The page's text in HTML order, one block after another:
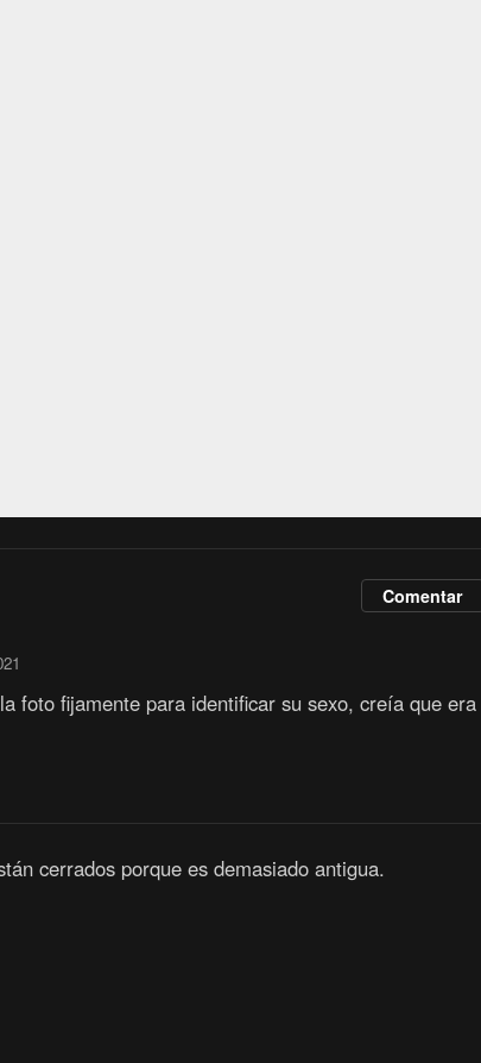
Comentar
foto fijamente para identificar su sexo, creía que era
cerrados porque es demasiado antigua.